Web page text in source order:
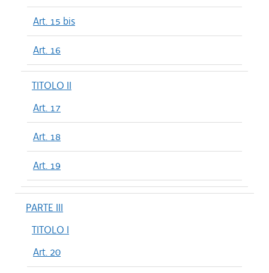
Art. 15 bis
Art. 16
TITOLO II
Art. 17
Art. 18
Art. 19
PARTE III
TITOLO I
Art. 20